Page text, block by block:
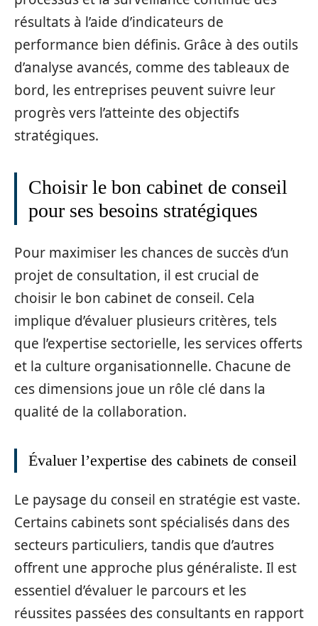
résultats à l’aide d’indicateurs de
performance bien définis. Grâce à des outils
d’analyse avancés, comme des tableaux de
bord, les entreprises peuvent suivre leur
progrès vers l’atteinte des objectifs
stratégiques.
Choisir le bon cabinet de conseil
pour ses besoins stratégiques
Pour maximiser les chances de succès d’un
projet de consultation, il est crucial de
choisir le bon cabinet de conseil. Cela
implique d’évaluer plusieurs critères, tels
que l’expertise sectorielle, les services offerts
et la culture organisationnelle. Chacune de
ces dimensions joue un rôle clé dans la
qualité de la collaboration.
Évaluer l’expertise des cabinets de conseil
Le paysage du conseil en stratégie est vaste.
Certains cabinets sont spécialisés dans des
secteurs particuliers, tandis que d’autres
offrent une approche plus généraliste. Il est
essentiel d’évaluer le parcours et les
réussites passées des consultants en rapport